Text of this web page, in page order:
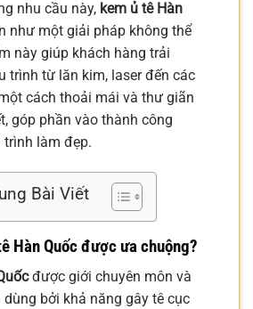
nhu cầu này, kem ủ tê Hàn
như một giải pháp không thể
này giúp khách hàng trải
trình từ lăn kim, laser đến các
cách thoải mái và thư giãn
góp phần vào thành công
trình làm đẹp.
Bài Viết
Hàn Quốcđược ưa chuộng?
được giới chuyên môn và
dùng bởi khả năng gây tê cục